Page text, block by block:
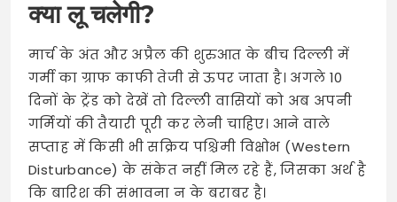
क्या लू चलेगी?
मार्च के अंत और अप्रैल की शुरुआत के बीच दिल्ली में
गर्मी का ग्राफ काफी तेजी से ऊपर जाता है। अगले 10
दिनों के ट्रेंड को देखें तो दिल्ली वासियों को अब अपनी
गर्मियों की तैयारी पूरी कर लेनी चाहिए। आने वाले
सप्ताह में किसी भी सक्रिय पश्चिमी विक्षोभ (Western
Disturbance) के संकेत नहीं मिल रहे हैं, जिसका अर्थ है
कि बारिश की संभावना न के बराबर है।